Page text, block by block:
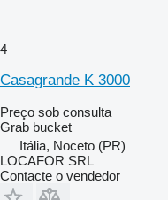
4
Casagrande K 3000
Preço sob consulta
Grab bucket
Itália, Noceto (PR)
LOCAFOR SRL
Contacte o vendedor